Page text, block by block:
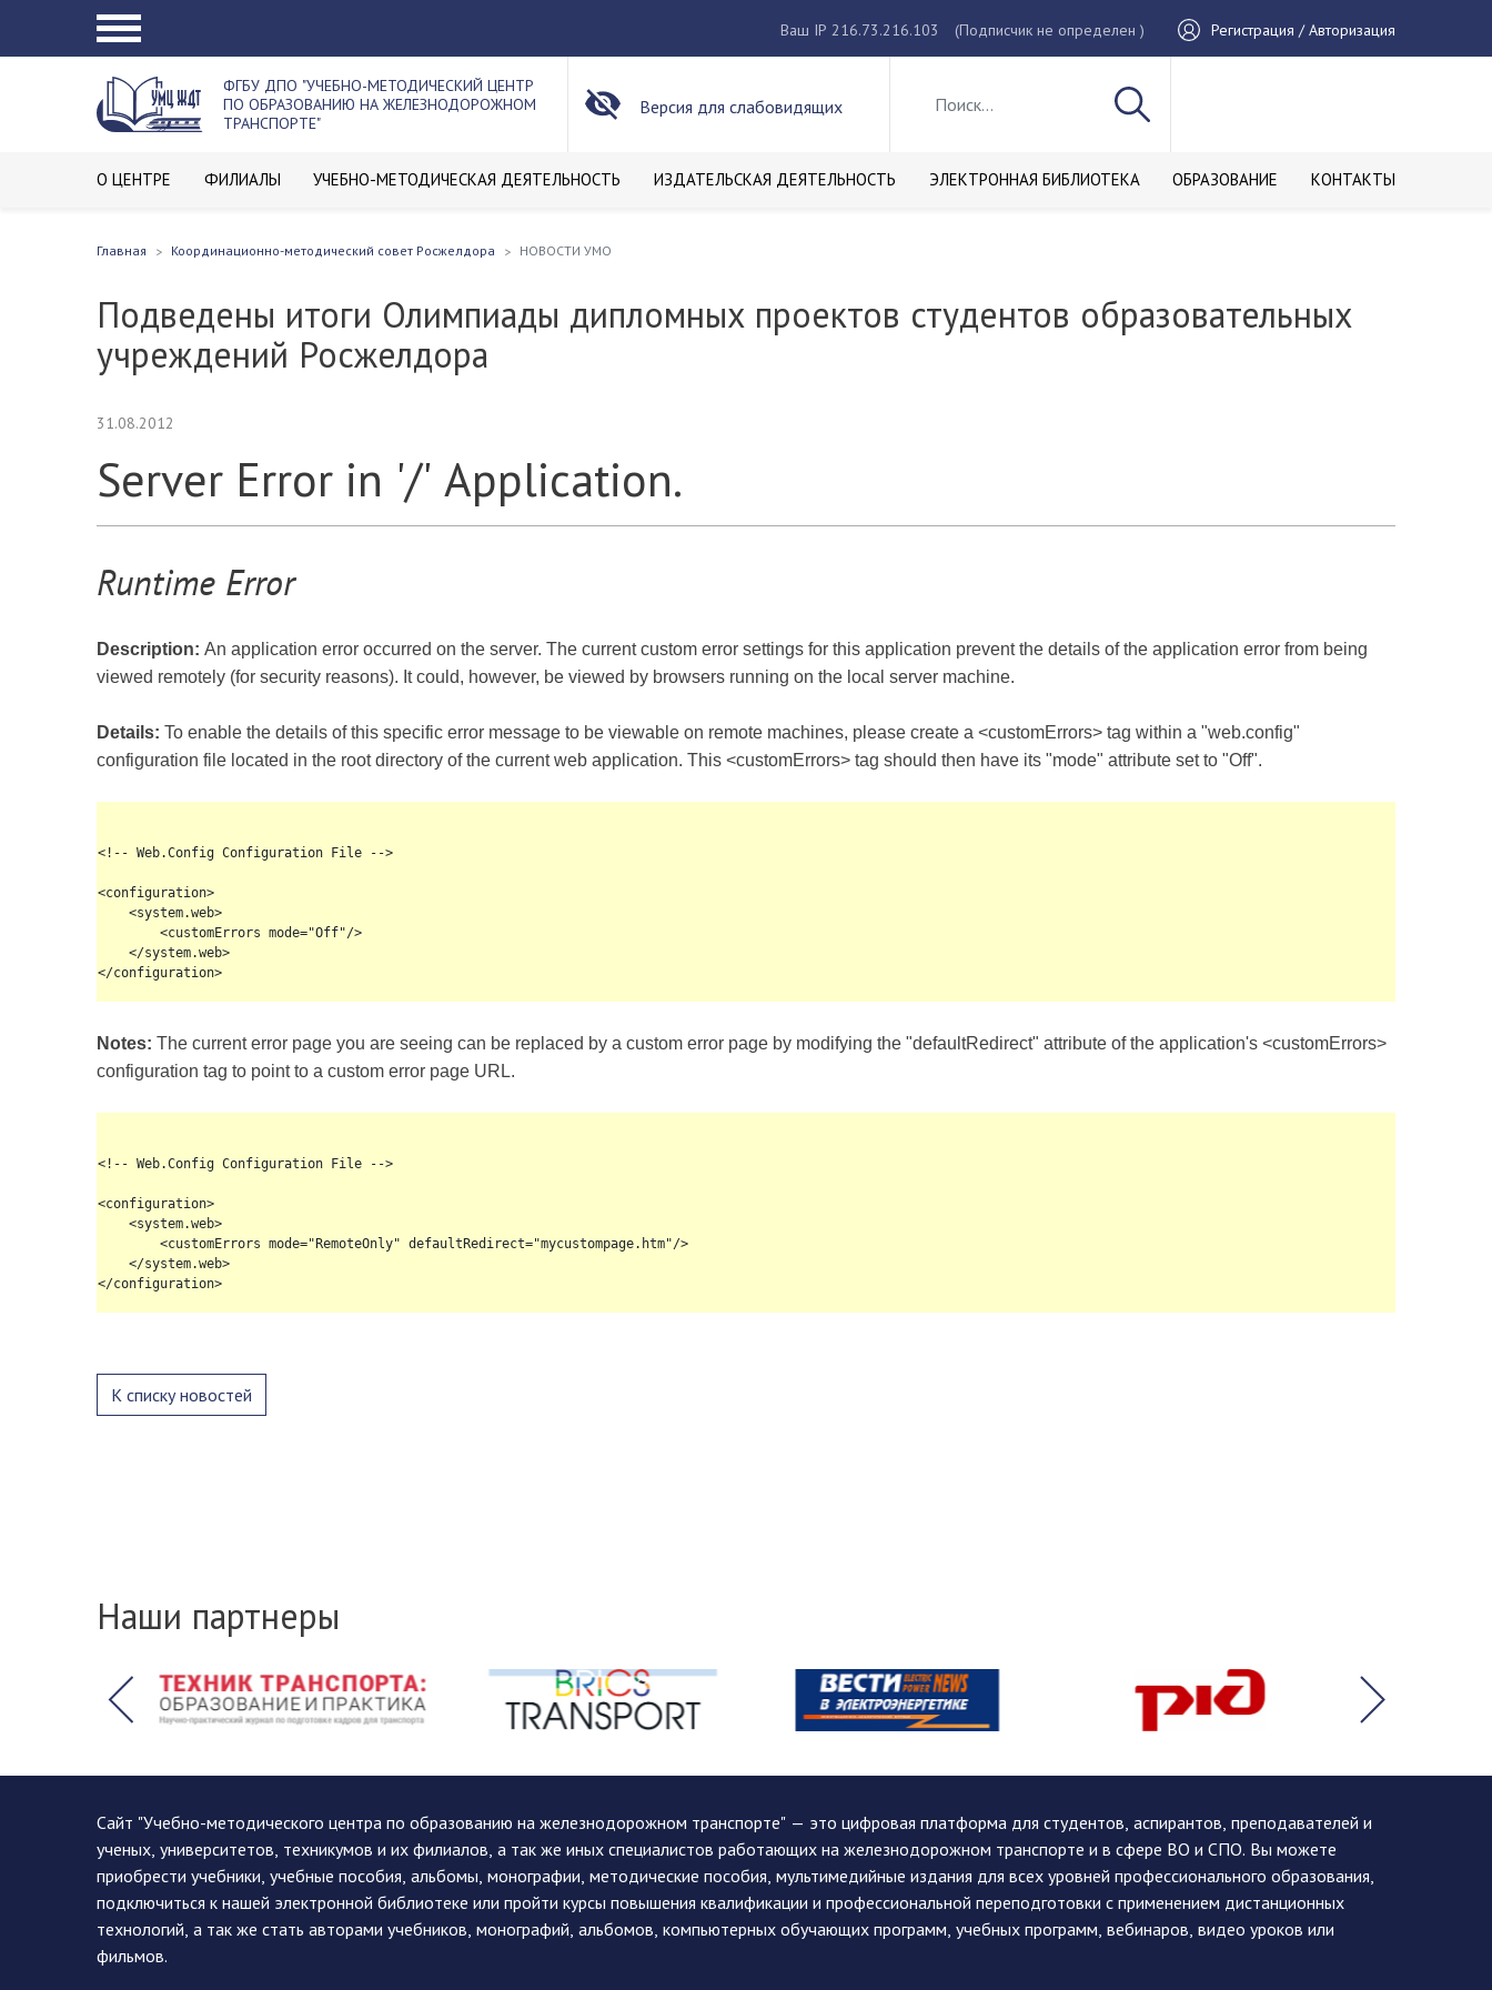
Ваш IP 216.73.216.103 (Подписчик не определен ) Регистрация / Авторизация
ФГБУ ДПО "УЧЕБНО-МЕТОДИЧЕСКИЙ ЦЕНТР
ПО ОБРАЗОВАНИЮ НА ЖЕЛЕЗНОДОРОЖНОМ
ТРАНСПОРТЕ"
Версия для слабовидящих
О ЦЕНТРЕ ФИЛИАЛЫ УЧЕБНО-МЕТОДИЧЕСКАЯ ДЕЯТЕЛЬНОСТЬ ИЗДАТЕЛЬСКАЯ ДЕЯТЕЛЬНОСТЬ ЭЛЕКТРОННАЯ БИБЛИОТЕКА ОБРАЗОВАНИЕ КОНТАКТЫ
Главная Координационно-методический совет Росжелдора НОВОСТИ УМО
Подведены итоги Олимпиады дипломных проектов студентов образовательных
учреждений Росжелдора
31.08.2012
Server Error in '/' Application.
Runtime Error
Description: An application error occurred on the server. The current custom error settings for this application prevent the details of the application error from being
viewed remotely (for security reasons). It could, however, be viewed by browsers running on the local server machine.
Details: To enable the details of this specific error message to be viewable on remote machines, please create a <customErrors> tag within a "web.config"
configuration file located in the root directory of the current web application. This <customErrors> tag should then have its "mode" attribute set to "Off".
<!-- Web.Config Configuration File -->
<configuration>
    <system.web>
        <customErrors mode="Off"/>
    </system.web>
</configuration>
Notes: The current error page you are seeing can be replaced by a custom error page by modifying the "defaultRedirect" attribute of the application's <customErrors>
configuration tag to point to a custom error page URL.
<!-- Web.Config Configuration File -->
<configuration>
    <system.web>
        <customErrors mode="RemoteOnly" defaultRedirect="mycustompage.htm"/>
    </system.web>
</configuration>
К списку новостей
Наши партнеры
Сайт "Учебно-методического центра по образованию на железнодорожном транспорте" — это цифровая платформа для студентов, аспирантов, преподавателей и
ученых, университетов, техникумов и их филиалов, а так же иных специалистов работающих на железнодорожном транспорте и в сфере ВО и СПО. Вы можете
приобрести учебники, учебные пособия, альбомы, монографии, методические пособия, мультимедийные издания для всех уровней профессионального образования,
подключиться к нашей электронной библиотеке или пройти курсы повышения квалификации и профессиональной переподготовки с применением дистанционных
технологий, а так же стать авторами учебников, монографий, альбомов, компьютерных обучающих программ, учебных программ, вебинаров, видео уроков или
фильмов.